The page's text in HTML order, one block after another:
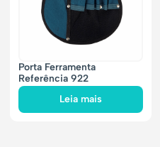
Porta Ferramenta
Referência 922
Leia mais